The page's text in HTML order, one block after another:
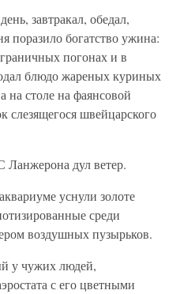
завтракал, обедал,
богатство ужина:
погонах и в
блюдо жареных куриных
на столе на фаянсовой
слезящегося швейцарского
Ланжерона дул ветер.
уснули золоте
среди
воздушных пузырьков.
у чужих людей,
с его цветными